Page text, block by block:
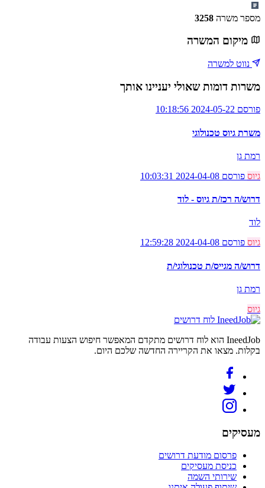
מספר משרה 3258
מיקום המשרה
נווט למשרה
משרות דומות שאולי יעניינו אותך
פורסם 2024-05-22 10:18:56
משרת גיוס טכנולוגי
רמת גן
גיוס פורסם 2024-04-08 10:03:31
דרוש/ה רכז/ת גיוס - לוד
לוד
גיוס פורסם 2024-04-08 12:59:28
דרוש/ה מגייס/ת טכנולוגי/ת
רמת גן
גיוס
לוח דרושים
IneedJob הוא לוח דרושים מתקדם המאפשר חיפוש הצעות עבודה
בקלות. מצאו את הקריירה החדשה שלכם היום.
מעסיקים
פרסום מודעת דרושים
כניסת מעסיקים
שירותי השמה